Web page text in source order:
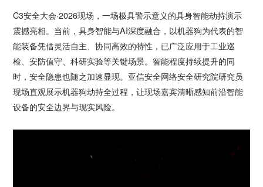
C3安全大会·2026现场，一场极具警示意义的具身智能劫持演示
震撼亮相。当前，具身智能与AI深度融合，以机器狗为代表的智
能装备凭借灵活自主、协同高效的特性，已广泛应用于工业巡
检、安防值守、科研实验等关键场景。智能程度持续提升的同
时，安全隐患也随之加速显现。亚信安全网络安全研究院研究员
现场直观展示机器狗劫持全过程，让现场嘉宾清晰感知前沿智能
设备的安全边界与现实风险。